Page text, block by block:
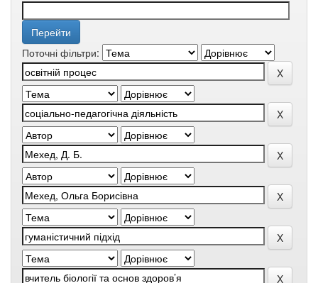
Поточні фільтри: